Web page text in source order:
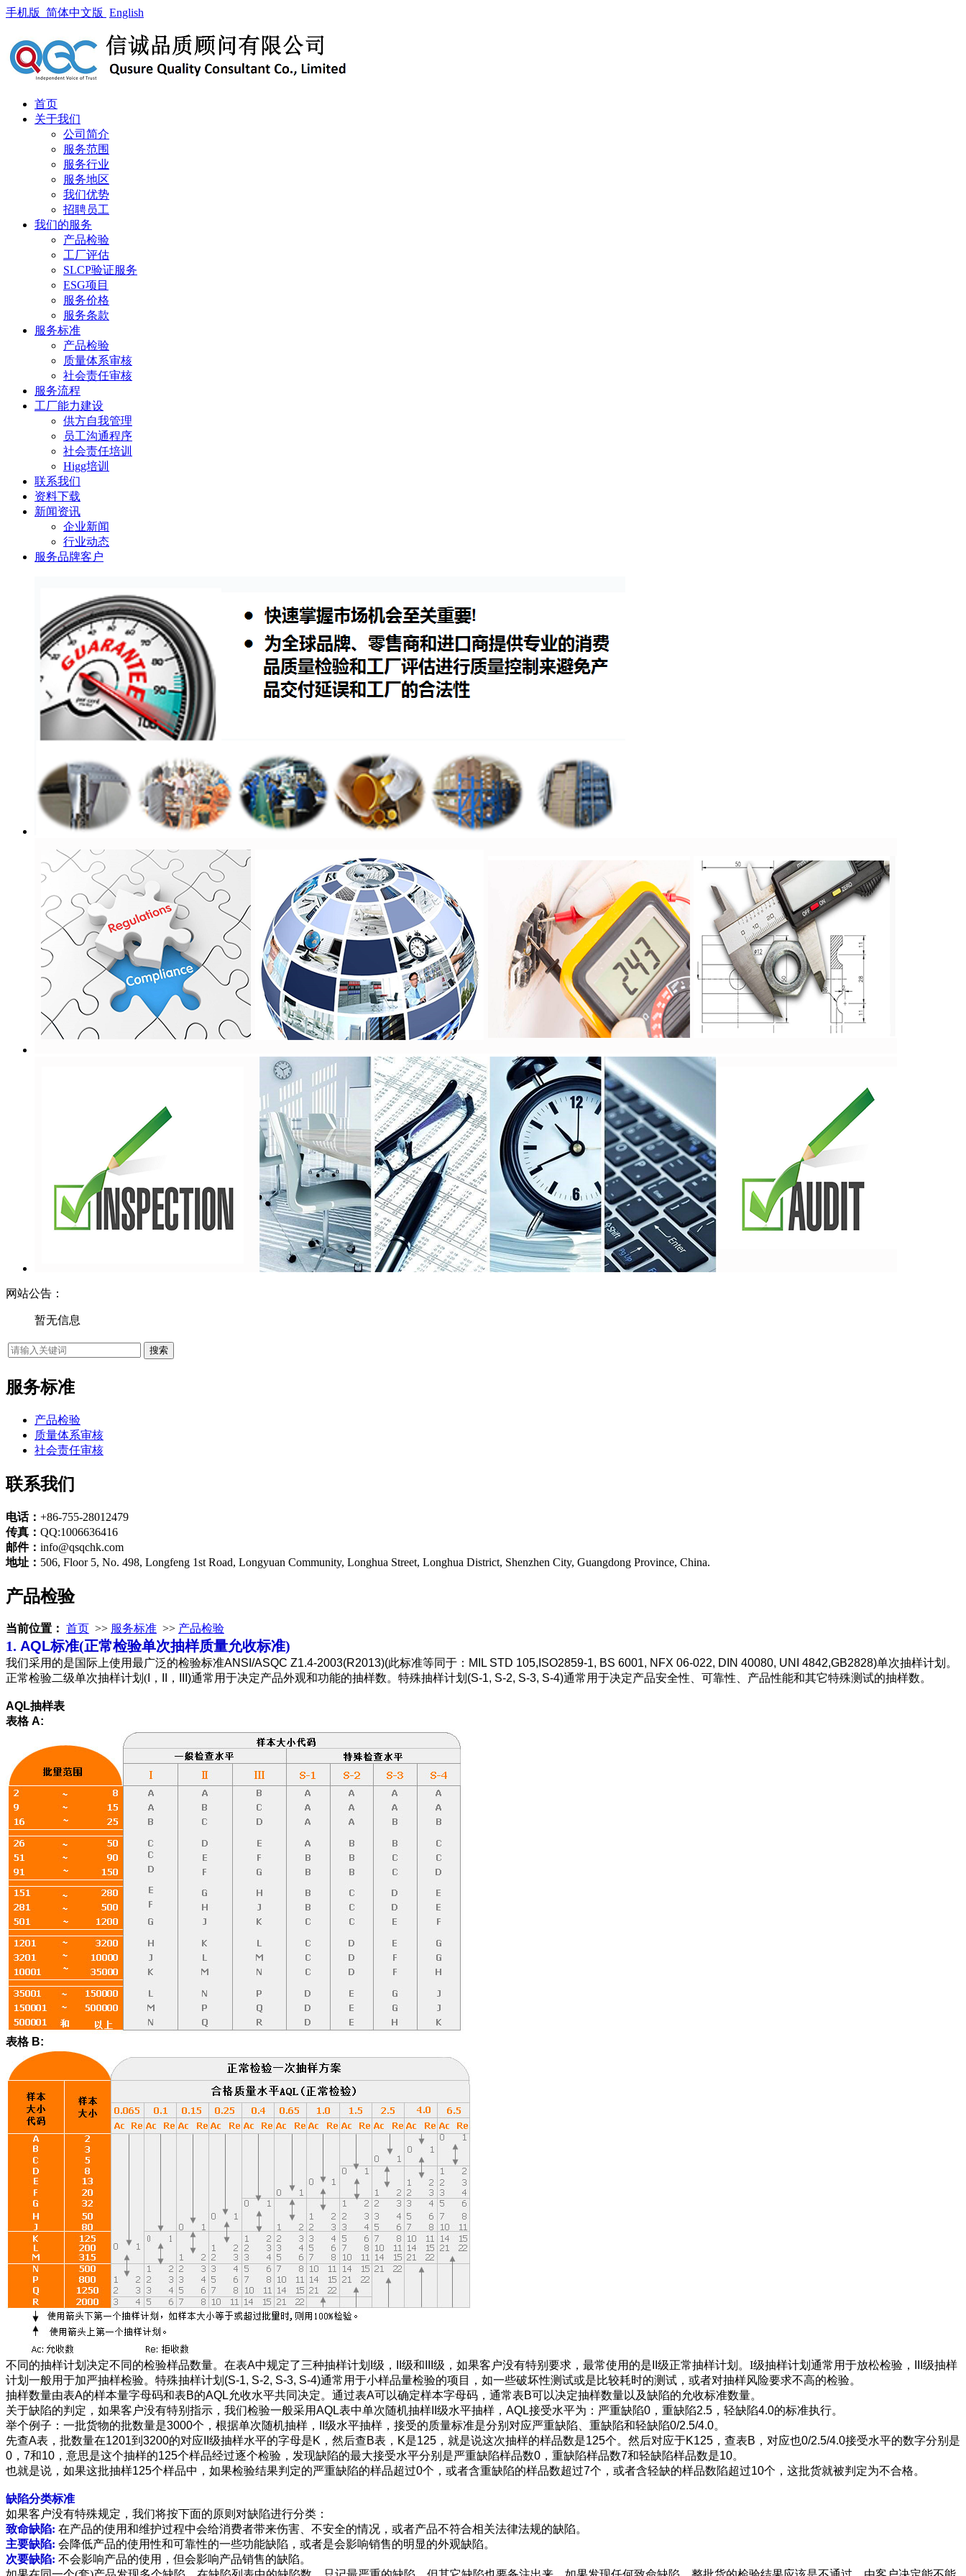
手机版 简体中文版 English
首页
关于我们
公司简介
服务范围
服务行业
服务地区
我们优势
招聘员工
我们的服务
产品检验
工厂评估
SLCP验证服务
ESG项目
服务价格
服务条款
服务标准
产品检验
质量体系审核
社会责任审核
服务流程
工厂能力建设
供方自我管理
员工沟通程序
社会责任培训
Higg培训
联系我们
资料下载
新闻资讯
企业新闻
行业动态
服务品牌客户
网站公告：
暂无信息
服务标准
产品检验
质量体系审核
社会责任审核
联系我们
电话： +86-755-28012479
传真： QQ:1006636416
邮件： info@qsqchk.com
地址： 506, Floor 5, No. 498, Longfeng 1st Road, Longyuan Community, Longhua Street, Longhua District, Shenzhen City, Guangdong Province, China.
产品检验
当前位置： 首页 >> 服务标准 >> 产品检验
1. AQL标准(正常检验单次抽样质量允收标准)
我们采用的是国际上使用最广泛的检验标准ANSI/ASQC Z1.4-2003(R2013)(此标准等同于： MIL STD 105,ISO2859-1, BS 6001, NFX 06-022, DIN 40080, UNI 4842,GB2828)单次抽样计划。
正常检验二级单次抽样计划( I，II，III)通常用于决定产品外观和功能的抽样数。特殊抽样计划 (S-1, S-2, S-3, S-4)通常用于决定产品安全性、可靠性、产品性能和其它特殊测试的抽样数。
AQL抽样表
表格 A:
表格 B:
不同的抽样计划决定不同的检验样品数量。在表A中规定了三种抽样计划 I级，II级和III级 ，如果客户没有特别要求，最常使用的是 级正常抽样计划。I级抽样计划通常用于放松检验，
级抽样
计划一般用于加严抽样检验。特殊抽样计划 (S-1, S-2, S-3, S-4)通常用于小样品量检验的项目，如一些破坏性测试或是比较耗时的测试，或者对抽样风险要求不高的检验。
抽样数量由表A的样本量字母码和表B的AQL允收水平共同决定。通过表A可以确定样本字母码，通常表B可以决定抽样数量以及缺陷的允收标准数量。
关于缺陷的判定，如果客户没有特别指示，我们检验一般采用AQL表中单次随机抽样II级水平抽样，AQL接受水平为：严重缺陷0，重缺陷2.5，轻缺陷4.0的标准执行。
举个例子：一批货物的批数量是3000个，根据单次随机抽样，II级水平抽样，接受的质量标准是分别对应严重缺陷、重缺陷和轻缺陷0/2.5/4.0。
先查A表，批数量在1201到3200的对应II级抽样水平的字母是K，然后查B表，K是125，就是说这次抽样的样品数是125个。然后对应于K125，查表B，对应也0/2.5/4.0接受水平的数字分别是
0，7和10，意思是这个抽样的125个样品经过逐个检验，发现缺陷的最大接受水平分别是严重缺陷样品数0，重缺陷样品数7和轻缺陷样品数是10。
也就是说，如果这批抽样125个样品中，如果检验结果判定的严重缺陷的样品超过0个，或者含重缺陷的样品数超过7个，或者含轻缺的样品数陷超过10个，这批货就被判定为不合格。
缺陷分类标准
如果客户没有特殊规定，我们将按下面的原则对缺陷进行分类：
致命缺陷: 在产品的使用和维护过程中会给消费者带来伤害、不安全的情况，或者产品不符合相关法律法规的缺陷。
主要缺陷: 会降低产品的使用性和可靠性的一些功能缺陷，或者是会影响销售的明显的外观缺陷。
次要缺陷: 不会影响产品的使用，但会影响产品销售的缺陷。